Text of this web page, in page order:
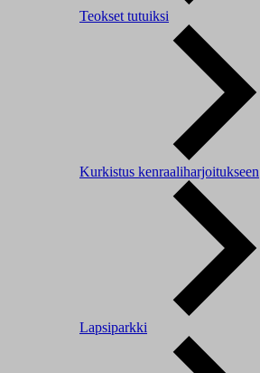
Teokset tutuiksi
Kurkistus kenraaliharjoitukseen
Lapsiparkki